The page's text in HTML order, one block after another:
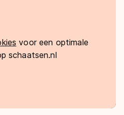
voor een optimale
schaatsen.nl